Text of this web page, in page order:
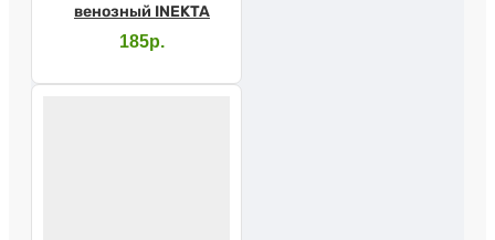
венозный INEKTA
185р.